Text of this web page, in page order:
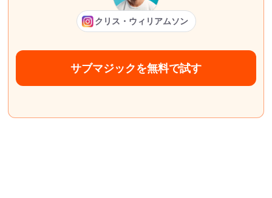
クリス・ウィリアムソン
サブマジックを無料で試す